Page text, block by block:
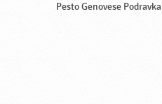
Pesto Genovese Podravka